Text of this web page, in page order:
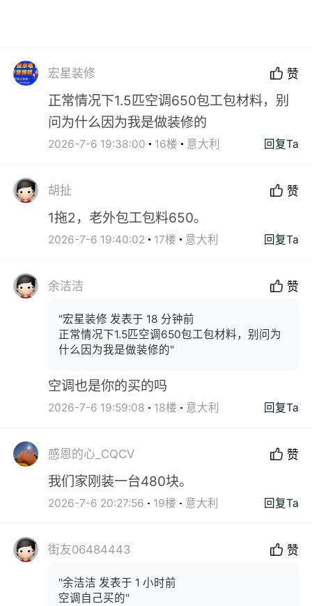
宏星装修 赞
正常情况下1.5匹空调650包工包材料，别
问为什么因为我是做装修的
2026-7-6 19:38:00 16楼 意大利 回复Ta
胡扯 赞
1拖2，老外包工包料650。
2026-7-6 19:40:02 17楼 意大利 回复Ta
余洁洁 赞
"宏星装修 发表于 18 分钟前
正常情况下1.5匹空调650包工包材料，别问为
什么因为我是做装修的"
空调也是你的买的吗
2026-7-6 19:59:08 18楼 意大利 回复Ta
感恩的心_CQCV 赞
我们家刚装一台480块。
2026-7-6 20:27:56 19楼 意大利 回复Ta
街友06484443 赞
"余洁洁 发表于 1 小时前
空调自己买的"